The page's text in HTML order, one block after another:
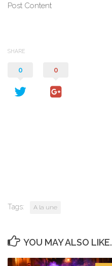
Post Content
SHARE
0 0
Tags: A la une
YOU MAY ALSO